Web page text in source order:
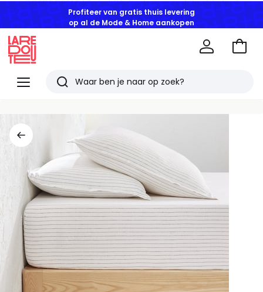
Profiteer van gratis thuis levering
op al de Mode & Home aankopen
Menu
Redoute
Zoeken
artikelen
Naar